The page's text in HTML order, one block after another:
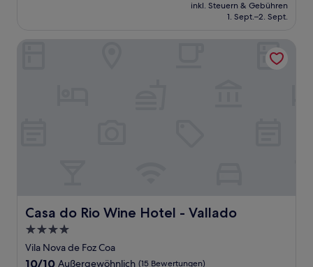
beträgt
inkl. Steuern & Gebühren
1. Sept.–2. Sept.
Casa do Rio Wine Hotel - Vallado
Casa do Rio Wine Hotel - Vallado
4.0-
Sterne-
Unterkunft
Vila Nova de Foz Coa
10.0
10/10 Außergewöhnlich (15 Bewertungen)